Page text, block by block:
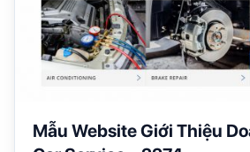
Mẫu Website Giới Thiệu